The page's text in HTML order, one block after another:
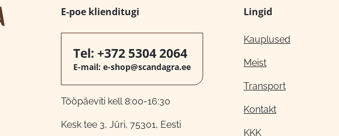
E-poe klienditugi
Tel: +372 5304 2064
E-mail: e-shop@scandagra.ee
Tööpäeviti kell 8:00-16:30
Kesk tee 3, Jüri, 75301, Eesti
Lingid
Kauplused
Meist
Transport
Kontakt
KKK